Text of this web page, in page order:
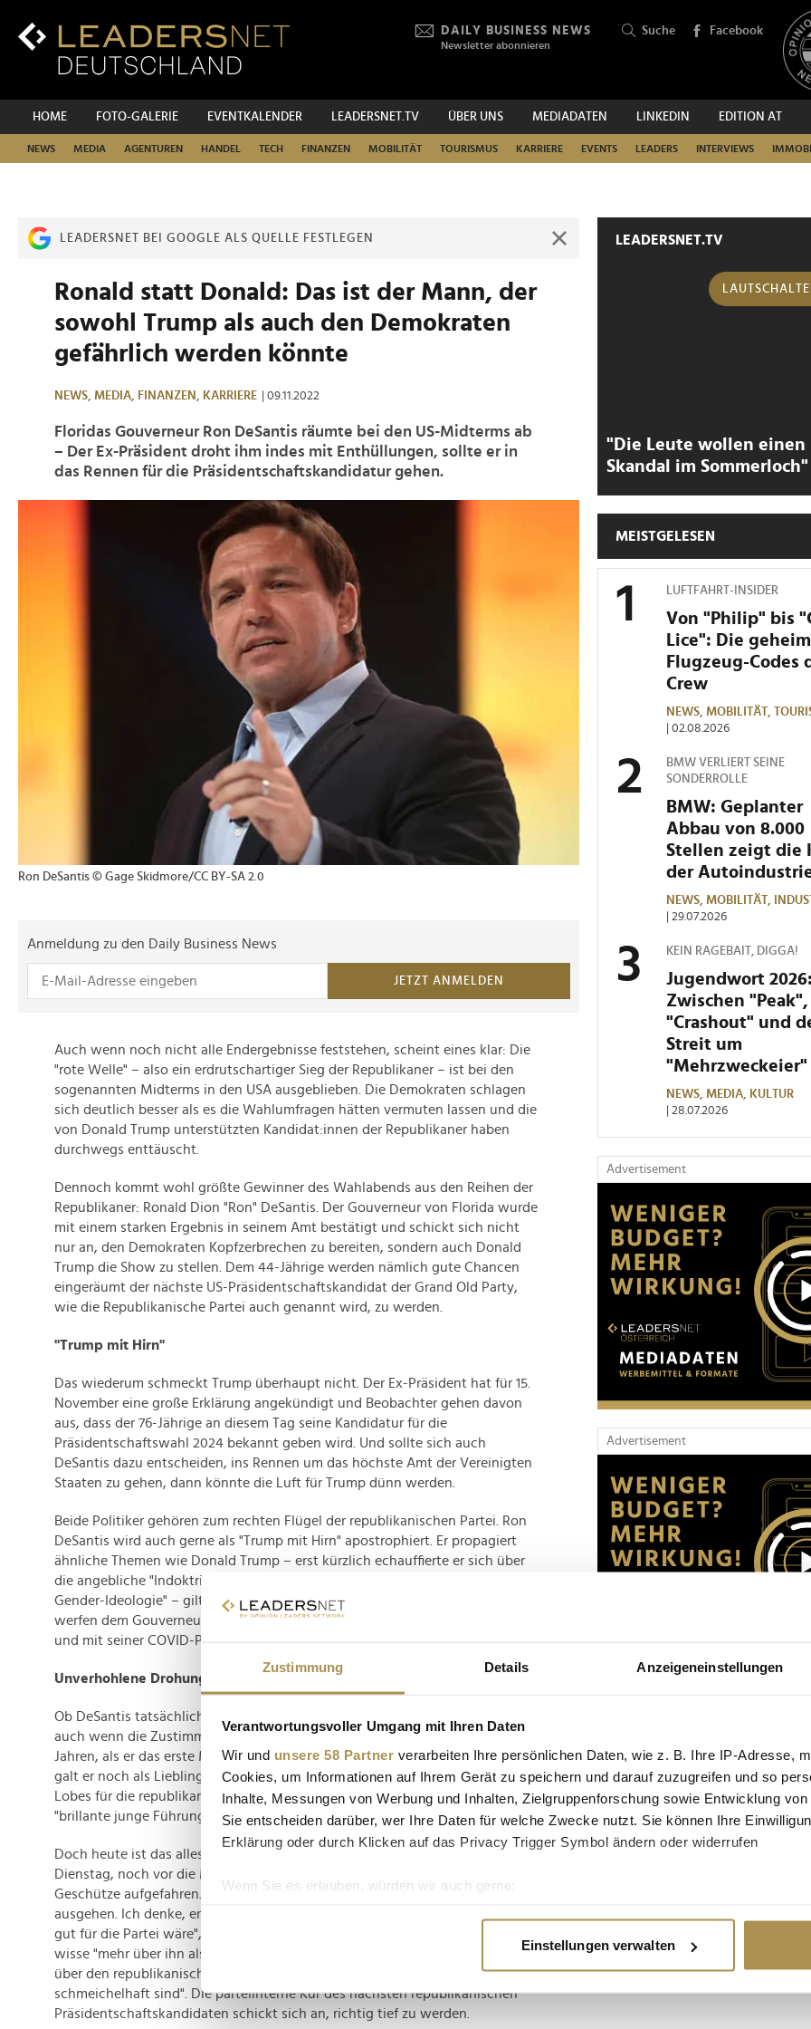
Zustimmung Details Anzeigeneinstellungen
Verantwortungsvoller Umgang mit Ihren Daten
Wir und unsere 58 Partner verarbeiten Ihre persönlichen Daten, wie z. B. Ihre IP-Adresse,
Cookies, um Informationen auf Ihrem Gerät zu speichern und darauf zuzugreifen und so
Inhalte, Messungen von Werbung und Inhalten, Zielgruppenforschung sowie Entwicklung
Sie entscheiden darüber, wer Ihre Daten für welche Zwecke nutzt. Sie können Ihre
Erklärung oder durch Klicken auf das Privacy Trigger Symbol ändern oder widerrufen
Wenn Sie es erlauben, würden wir auch gerne:
Erfahren Sie mehr darüber, wie Ihre persönlichen Daten verarbeitet werden, und legen Sie
Wir verwenden Cookies, um Inhalte und Anzeigen zu personalisieren, Funktionen für soziale
Einstellungen verwalten
Inhalt
DAILY BUSINESS NEWS
Newsletter abonnieren
Suche Facebook
HOME FOTO-GALERIE EVENTKALENDER LEADERSNET.TV ÜBER UNS MEDIADATEN LINKEDIN EDITION AT
NEWS MEDIA AGENTUREN HANDEL TECH FINANZEN MOBILITÄT TOURISMUS KARRIERE EVENTS LEADERS INTERVIEWS
SUCHEN
LEADERSNET BEI GOOGLE ALS QUELLE FESTLEGEN
Ronald statt Donald: Das ist der Mann, der
sowohl Trump als auch den Demokraten
gefährlich werden könnte
NEWS, MEDIA, FINANZEN, KARRIERE | 09.11.2022
Floridas Gouverneur Ron DeSantis räumte bei den US-Midterms ab
– Der Ex-Präsident droht ihm indes mit Enthüllungen, sollte er in
das Rennen für die Präsidentschaftskandidatur gehen.
Ron DeSantis © Gage Skidmore/CC BY-SA 2.0
Anmeldung zu den Daily Business News
JETZT ANMELDEN
Auch wenn noch nicht alle Endergebnisse feststehen, scheint eines klar: Die
"rote Welle" – also ein erdrutschartiger Sieg der Republikaner – ist bei den
sogenannten Midterms in den USA ausgeblieben. Die Demokraten schlagen
sich deutlich besser als es die Wahlumfragen hätten vermuten lassen und die
von Donald Trump unterstützten Kandidat:innen der Republikaner haben
durchwegs enttäuscht.
Dennoch kommt wohl größte Gewinner des Wahlabends aus den Reihen der
Republikaner: Ronald Dion "Ron" DeSantis. Der Gouverneur von Florida wurde
mit einem starken Ergebnis in seinem Amt bestätigt und schickt sich nicht
nur an, den Demokraten Kopfzerbrechen zu bereiten, sondern auch Donald
Trump die Show zu stellen. Dem 44-Jährige werden nämlich gute Chancen
eingeräumt der nächste US-Präsidentschaftskandidat der Grand Old Party,
wie die Republikanische Partei auch genannt wird, zu werden.
"Trump mit Hirn"
Das wiederum schmeckt Trump überhaupt nicht. Der Ex-Präsident hat für 15.
November eine große Erklärung angekündigt und Beobachter gehen davon
aus, dass der 76-Jährige an diesem Tag seine Kandidatur für die
Präsidentschaftswahl 2024 bekannt geben wird. Und sollte sich auch
DeSantis dazu entscheiden, ins Rennen um das höchste Amt der Vereinigten
Staaten zu gehen, dann könnte die Luft für Trump dünn werden.
Beide Politiker gehören zum rechten Flügel der republikanischen Partei. Ron
DeSantis wird auch gerne als "Trump mit Hirn" apostrophiert. Er propagiert
ähnliche Themen wie Donald Trump – erst kürzlich echauffierte er sich über
die angebliche "Indoktrinierung" von Kindern durch die "Verbreitung der
Gender-Ideologie" – gilt dabei aber als deutliche weniger exzentrisch. Kritiker
werfen dem Gouverneur von Florida vor homophob und populistisch zu sein
und mit seiner COVID-Politik für zahlreiche Tote gesorgt zu haben.
Unverhohlene Drohungen
Ob DeSantis tatsächlich ins Präsidentschaftsrennen einsteigt ist noch unklar,
auch wenn die Zustimmung für ihn parteiintern immer größer wird. Vor vier
Jahren, als er das erste Mal für den Gouverneursposten in Florida kandidierte,
galt er noch als Liebling von Trump. Der damalige Präsident war voll des
Lobes für die republikanische Nachwuchshoffnung und nannte ihn eine
"brillante junge Führungspersönlichkeit".
Doch heute ist das alles nur noch Schnee von gestern. Trump hat schon am
Dienstag, noch vor die Midterms geschlagen waren, die ersten schweren
Geschütze aufgefahren. "Wenn er antritt, könnte das für ihn sehr schmerzhaft
ausgehen. Ich denke, er würde einen Fehler machen. Ich denke nicht, dass es
gut für die Partei wäre", so der Ex-Präsident gegenüber
wisse "mehr über ihn als jeder andere, mit Ausnahme seiner Frau" und könne
über den republikanischen Shooting-Star "Dinge erzählen, die nicht besonders
schmeichelhaft sind". Die parteiinterne Kür des nächsten republikanischen
Präsidentschaftskandidaten schickt sich an, richtig tief zu werden.
LEADERSNET.TV
"Die Leute wollen einen
Skandal im Sommerloch"
MEISTGELESEN
LUFTFAHRT-INSIDER
Von "Philip" bis
Lice": Die
Flugzeug-Codes
Crew
NEWS, MOBILITÄT,
| 02.08.2026
BMW VERLIERT SEINE
SONDERROLLE
BMW: Geplanter
Abbau von 8.000
Stellen zeigt die
der
NEWS, MOBILITÄT,
| 29.07.2026
KEIN RAGEBAIT, DIGGA!
Jugendwort 2026:
Zwischen "Peak",
"Crashout" und
Streit um
"Mehrzweckeier"
NEWS, MEDIA,
KULTUR
| 28.07.2026
Advertisement
Advertisement